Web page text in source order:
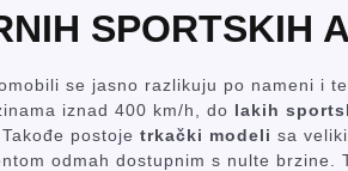
SPORTSKIH
se jasno razlikuju po nameni i
iznad 400 km/h, do lakih
postoje trkački modeli sa
odmah dostupnim s nulte brzine.